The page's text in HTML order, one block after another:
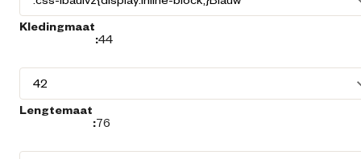
Kledingmaat
:44
Lengtemaat
:76